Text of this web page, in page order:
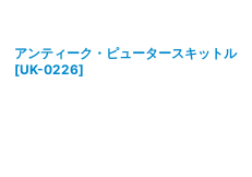
アンティーク・ピュータースキットル
[UK-0226]